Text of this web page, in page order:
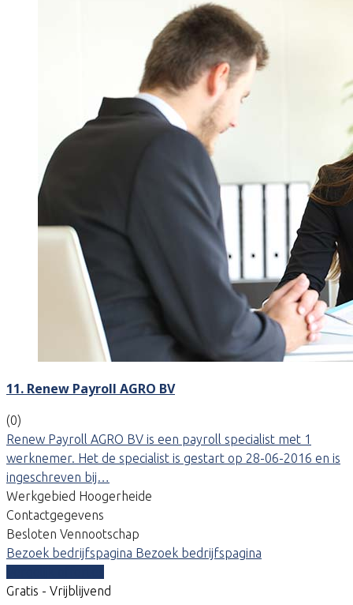
11. Renew Payroll AGRO BV
(0)
Renew Payroll AGRO BV is een payroll specialist met 1
werknemer. Het de specialist is gestart op 28-06-2016 en is
ingeschreven bij…
Werkgebied Hoogerheide
Contactgegevens
Besloten Vennootschap
Bezoek bedrijfspagina Bezoek bedrijfspagina
Gratis - Vrijblijvend